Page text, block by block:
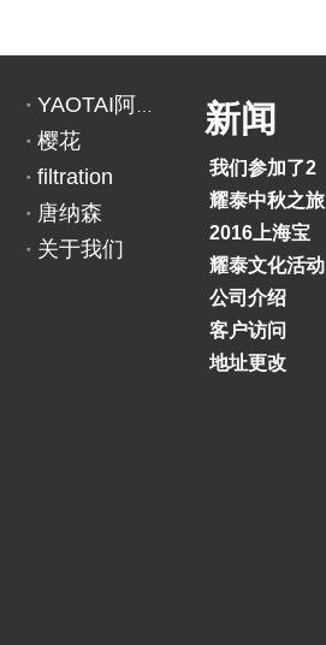
樱花
filtration
唐纳森
关于我们
新闻
我们参加了2018印度BAUMA展览会
耀泰中秋之旅
2016上海宝马展
耀泰文化活动
公司介绍
客户访问
地址更改